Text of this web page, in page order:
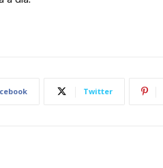
Twitter